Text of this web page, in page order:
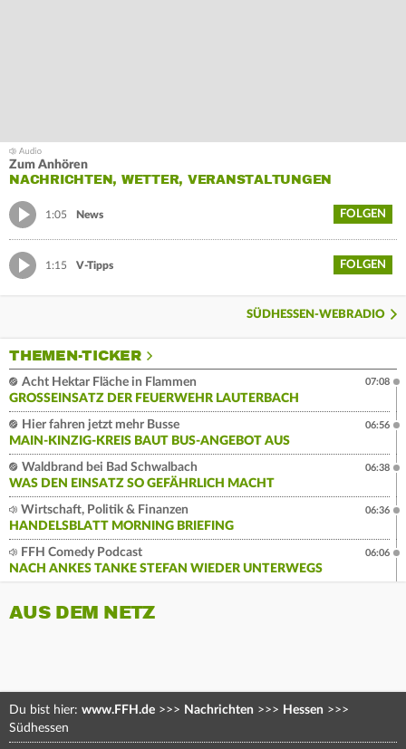
Zum Anhören
NACHRICHTEN, WETTER, VERANSTALTUNGEN
1:05 News FOLGEN
1:15 V-Tipps FOLGEN
SÜDHESSEN-WEBRADIO
THEMEN-TICKER
Acht Hektar Fläche in Flammen
GROSSEINSATZ DER FEUERWEHR LAUTERBACH
07:08
Hier fahren jetzt mehr Busse
MAIN-KINZIG-KREIS BAUT BUS-ANGEBOT AUS
06:56
Waldbrand bei Bad Schwalbach
WAS DEN EINSATZ SO GEFÄHRLICH MACHT
06:38
Wirtschaft, Politik & Finanzen
HANDELSBLATT MORNING BRIEFING
06:36
FFH Comedy Podcast
NACH ANKES TANKE STEFAN WIEDER UNTERWEGS
06:06
AUS DEM NETZ
Du bist hier: www.FFH.de >>> Nachrichten >>> Hessen >>>
Südhessen